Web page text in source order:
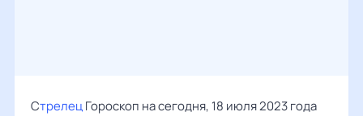
СтрелецГороскоп на сегодня, 18 июля 2023 года